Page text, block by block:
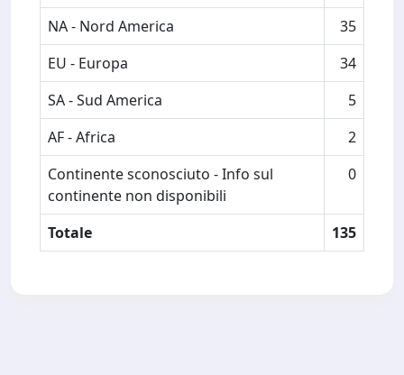
NA - Nord America
35
EU - Europa
34
SA - Sud America
5
AF - Africa
2
Continente sconosciuto - Info sul
continente non disponibili
0
Totale 135